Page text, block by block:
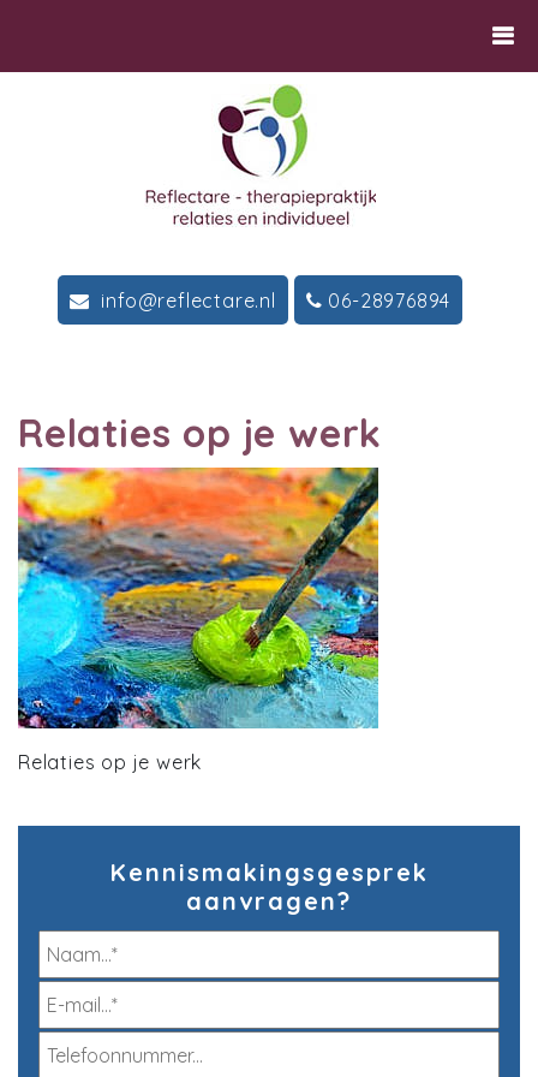
info@reflectare.nl 06-28976894
Relaties op je werk
Relaties op je werk
Kennismakingsgesprek
aanvragen?